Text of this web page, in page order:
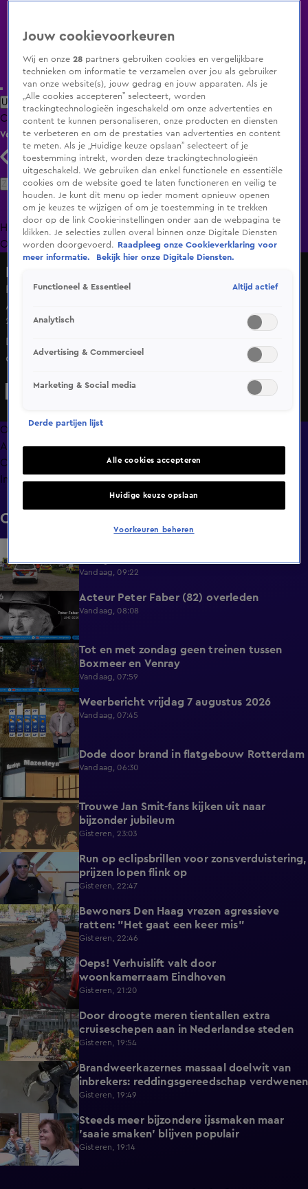
Uitzending Gemist Populaire programma's Zenders Genres
ClipsFilmsRadioSmart TV inlogShop
Volg KIJK
Zoeken
HomeUitzending Gemist Programma's De Bondgenoten
OranjezomerLivestreamsShop
Robert L. vrijgesproken van doden Susanna Boon uit
Amsterdam
22 apr 2025, 17:41
De 46-jarige Robert L. is dinsdag vrijgesproken van het
doden van toenmalige partner Susanna Boon in 2016.
rechtbank in Amsterdam besloten.
Overzicht
Afleveringen
Clips
Info
Clips
Vandaag, 09:22
0:59 Acteur Peter Faber (82) overleden
Vandaag, 08:08
0:36
Tot en met zondag geen treinen tussen
Boxmeer en Venray
Vandaag, 07:59
2:26 Weerbericht vrijdag 7 augustus 2026
Vandaag, 07:45
Dode door brand in flatgebouw Rotterdam
Vandaag, 06:30
1:59
Trouwe Jan Smit-fans kijken uit naar
bijzonder jubileum
Gisteren, 23:03
2:06
Run op eclipsbrillen voor zonsverduistering,
prijzen lopen flink op
Gisteren, 22:47
1:54
Bewoners Den Haag vrezen agressieve
ratten: "Het gaat een keer mis"
Gisteren, 22:46
0:58
Oeps! Verhuislift valt door
woonkamerraam Eindhoven
Gisteren, 21:20
2:11
Door droogte meren tientallen extra
cruiseschepen aan in Nederlandse steden
Gisteren, 19:54
Brandweerkazernes massaal doelwit van
inbrekers: reddingsgereedschap verdwenen
Gisteren, 19:49
1:17
Steeds meer bijzondere ijssmaken maar
'saaie smaken' blijven populair
Gisteren, 19:14
Jouw cookievoorkeuren
Wij en onze28 partners gebruiken cookies en vergelijkbare
technieken om informatie te verzamelen over jou als gebruiker
van onze website(s), jouw gedrag en jouw apparaten. Als je
„Alle cookies accepteren” selecteert, worden
trackingtechnologieën ingeschakeld om onze advertenties en
content te kunnen personaliseren, onze producten en diensten
te verbeteren en om de prestaties van advertenties en content
te meten. Als je „Huidige keuze opslaan” selecteert of je
toestemming intrekt, worden deze trackingtechnologieën
uitgeschakeld. We gebruiken dan enkel functionele en essentiële
cookies om de website goed te laten functioneren en veilig te
houden. Je kunt dit menu op ieder moment opnieuw openen
om je keuzes te wijzigen of om je toestemming in te trekken
door op de link Cookie-instellingen onder aan de webpagina te
klikken. Je selecties zullen overal binnen onze Digitale Diensten
worden doorgevoerd.
Raadpleeg onze Cookieverklaring voor
meer informatie.
Bekijk hier onze Digitale Diensten.
Functioneel & Essentieel Altijd actief
Analytisch
Advertising & Commercieel
Marketing & Social media
Derde partijen lijst
Alle cookies accepteren
Huidige keuze opslaan
Voorkeuren beheren